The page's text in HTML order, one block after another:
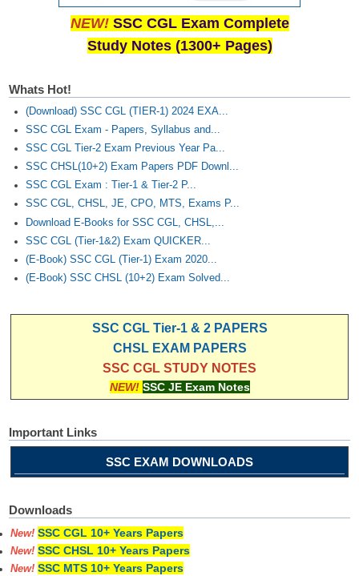
NEW! SSC CGL Exam Complete
Study Notes (1300+ Pages)
Whats Hot!
(Download) SSC CGL (TIER-1) 2024 EXA...
SSC CGL Exam - Papers, Syllabus and...
SSC CGL Tier-2 Exam Previous Year Pa...
SSC CHSL(10+2) Exam Papers PDF Downl...
SSC CGL Exam : Tier-1 & Tier-2 P...
SSC CGL, CHSL, JE, CPO, MTS, Exams P...
Download E-Books for SSC CGL, CHSL,...
SSC CGL (Tier-1&2) Exam QUICKER...
(E-Book) SSC CGL (Tier-1) Exam 2020...
(E-Book) SSC CHSL (10+2) Exam Solved...
SSC CGL Tier-1 & 2 PAPERS
CHSL EXAM PAPERS
SSC CGL STUDY NOTES
NEW! SSC JE Exam Notes
Important Links
SSC EXAM DOWNLOADS
Downloads
New! SSC CGL 10+ Years Papers
New! SSC CHSL 10+ Years Papers
New! SSC MTS 10+ Years Papers